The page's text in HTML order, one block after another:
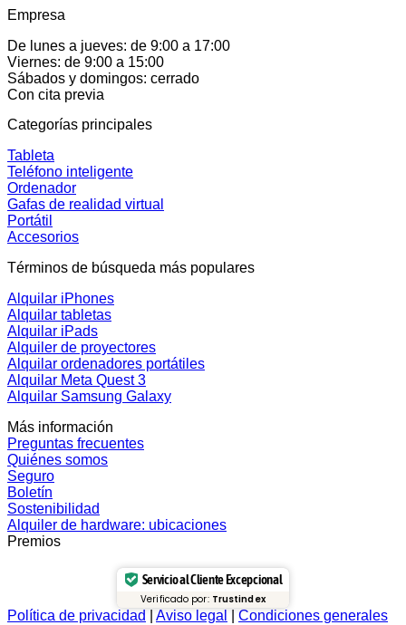
Empresa
De lunes a jueves: de 9:00 a 17:00
Viernes: de 9:00 a 15:00
Sábados y domingos: cerrado
Con cita previa
Categorías principales
Tableta
Teléfono inteligente
Ordenador
Gafas de realidad virtual
Portátil
Accesorios
Términos de búsqueda más populares
Alquilar iPhones
Alquilar tabletas
Alquilar iPads
Alquiler de proyectores
Alquilar ordenadores portátiles
Alquilar Meta Quest 3
Alquilar Samsung Galaxy
Más información
Preguntas frecuentes
Quiénes somos
Seguro
Boletín
Sostenibilidad
Alquiler de hardware: ubicaciones
Premios
Servicio al Cliente Excepcional
Verificado por: Trustindex
Política de privacidad Aviso legal Condiciones generales